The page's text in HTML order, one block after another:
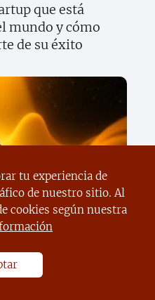
que está
mundo y cómo
de su éxito
privado está
y lo que significa
futuro
tu experiencia de
de nuestro sitio. Al
cookies según nuestra